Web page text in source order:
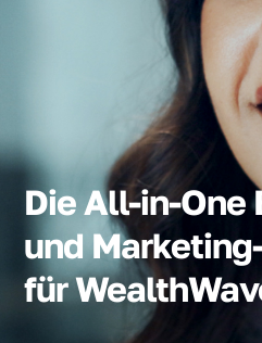
Die All-in-One
und
für